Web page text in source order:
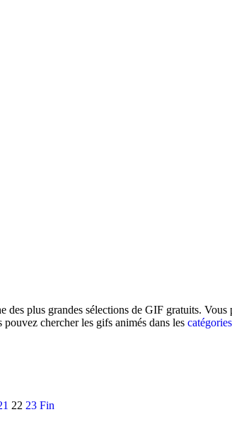
plus grandes sélections de GIF gratuits.
chercher les gifs animés dans les
22 23 Fin